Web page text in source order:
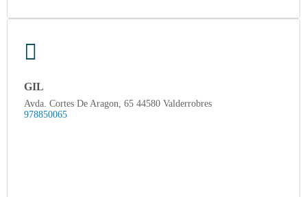
GIL
Avda. Cortes De Aragon, 65 44580 Valderrobres
978850065